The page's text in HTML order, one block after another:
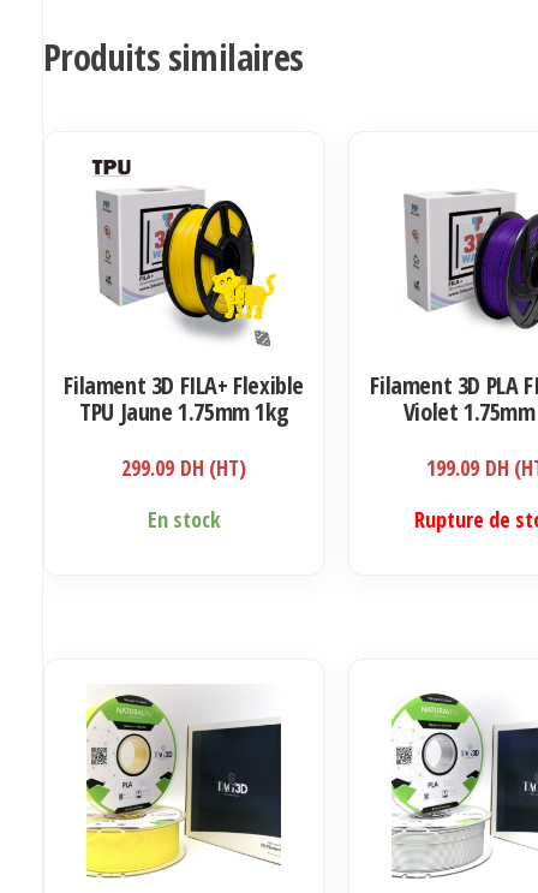
Produits similaires
Filament 3D FILA+ Flexible
TPU Jaune 1.75mm 1kg
299.09 DH (HT)
En stock
Filament 3D PLA
Violet
199.09 DH
Rupture de